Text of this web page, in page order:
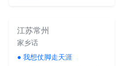
江苏常州
家乡话
● 我想仗脚走天涯